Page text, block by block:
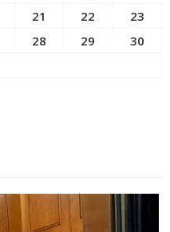
21 22
23
28 29
30